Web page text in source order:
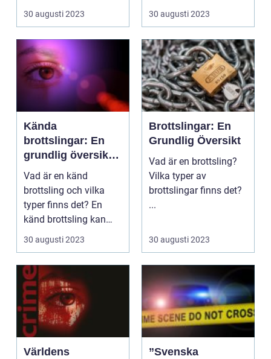
påverkar oss alla. För
att förstå o...
30 augusti 2023
som är,...
30 augusti 2023
Kända
brottslingar: En
grundlig översikt
av deras natur och
betydelse
Vad är en känd
brottsling och vilka
typer finns det? En
känd brottsling kan
beskrivas som en
indivi...
30 augusti 2023
Brottslingar: En
Grundlig Översikt
Vad är en brottsling?
Vilka typer av
brottslingar finns det?
...
30 augusti 2023
Världens
”Svenska